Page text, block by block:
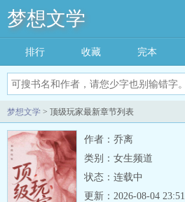
梦想文学
排行 收藏 完本
梦想文学 > 顶级玩家最新章节列表
作者：乔离
类别：女生频道
状态：连载中
更新：2026-08-04 23:51